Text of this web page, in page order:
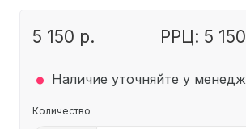
5 150 р. РРЦ: 5
. Наличие уточняйте у
Количество